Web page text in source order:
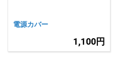
電源カバー
1,100円